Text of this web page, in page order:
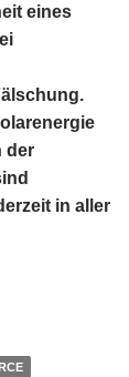
eines
der
in aller